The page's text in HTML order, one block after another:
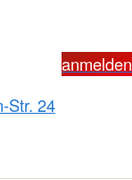
anmelden
Str. 24